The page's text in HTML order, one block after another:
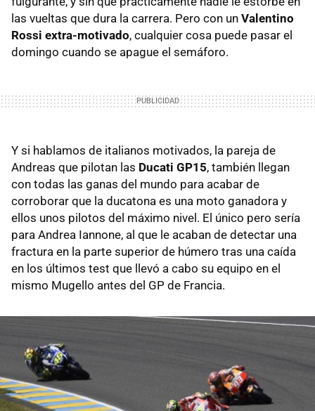
las vueltas que dura la carrera. Pero con un Valentino
Rossi extra-motivado, cualquier cosa puede pasar el
domingo cuando se apague el semáforo.
Y si hablamos de italianos motivados, la pareja de
Andreas que pilotan las Ducati GP15, también llegan
con todas las ganas del mundo para acabar de
corroborar que la ducatona es una moto ganadora y
ellos unos pilotos del máximo nivel. El único pero sería
para Andrea Iannone, al que le acaban de detectar una
fractura en la parte superior de húmero tras una caída
en los últimos test que llevó a cabo su equipo en el
mismo Mugello antes del GP de Francia.